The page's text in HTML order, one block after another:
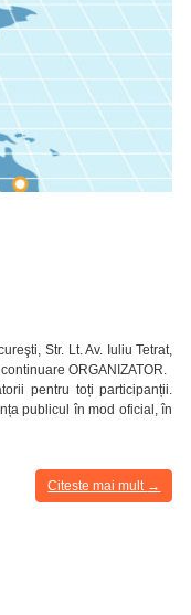
Str. Lt. Av. Iuliu Tetrat,
ORGANIZATOR.
pentru toți participanții.
publicul în mod oficial, în
Citeste mai mult “[
Concurs
→